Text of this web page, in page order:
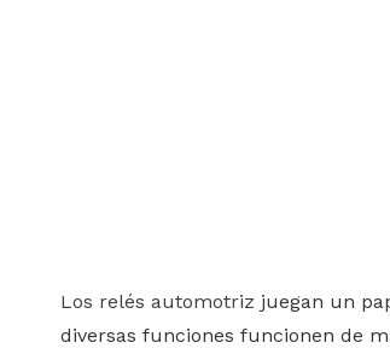
Los relés automotriz juegan un
diversas funciones funcionen de